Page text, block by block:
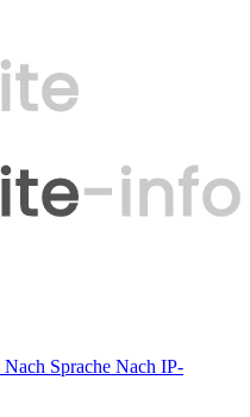
Nach Sprache Nach IP-